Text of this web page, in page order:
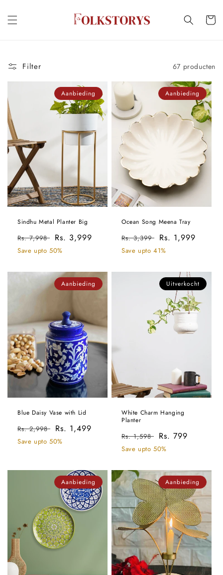
content
Filter 67 producten
Aanbieding
Sindhu Metal Planter Big
Normale
prijs
Rs. 7,998 Aanbiedingsprijs
Rs. 3,999
Save upto 50%
Aanbieding
Ocean Song Meena Tray
Normale
prijs
Rs. 3,399 Aanbiedingsprijs
Rs. 1,999
Save upto 41%
Aanbieding
Blue Daisy Vase with Lid
Normale
prijs
Rs. 2,998 Aanbiedingsprijs
Rs. 1,499
Save upto 50%
Uitverkocht
White Charm Hanging
Planter
Normale
prijs
Rs. 1,598 Aanbiedingsprijs
Rs. 799
Save upto 50%
Aanbieding Aanbieding